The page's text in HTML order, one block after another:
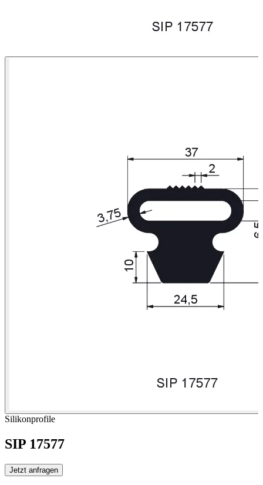
Silikonprofile
SIP 17577
Jetzt anfragen